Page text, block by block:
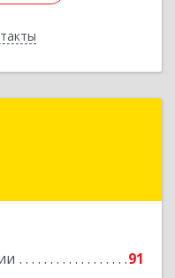
91
г, корпус 1504,